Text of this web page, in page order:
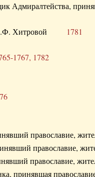
Адмиралтейства,
П.Ф. Хитровой 1781
1767, 1782
православие,
православие,
православие,
принявшая